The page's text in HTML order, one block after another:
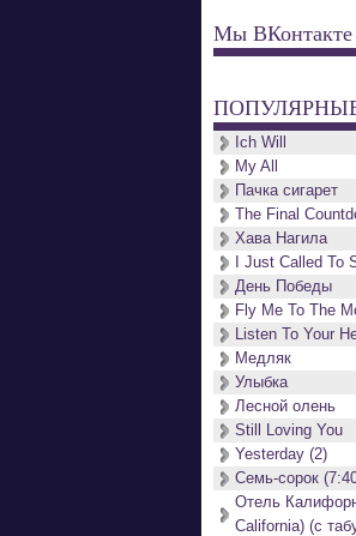
Мы ВКонтакте
Ich Will
My All
Пачка сигарет
The Final
Хава Нагила
I Just Called To
День Победы
Fly Me To The
Listen To Your
Медляк
Улыбка
Лесной олень
Still Loving You
Yesterday (2)
Семь-сорок
Отель
California) (с